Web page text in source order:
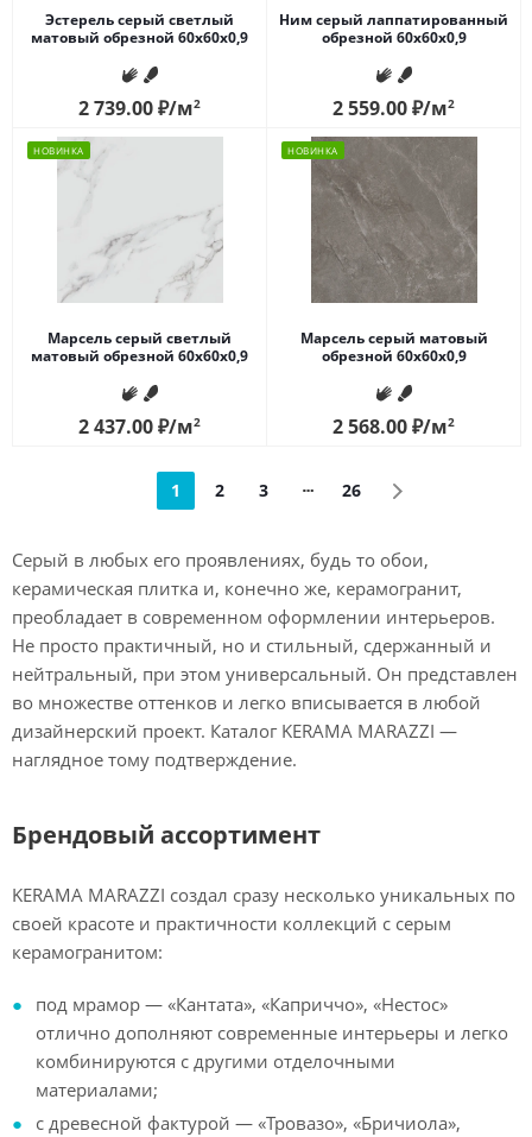
Эстерель серый светлый
матовый обрезной 60x60x0,9
2 739.00₽/м2
Ним серый лаппатированный
обрезной 60x60x0,9
2 559.00₽/м2
НОВИНКА
Марсель серый светлый
матовый обрезной 60x60x0,9
2 437.00₽/м2
НОВИНКА
Марсель серый матовый
обрезной 60x60x0,9
2 568.00₽/м2
1 2 3 26
Серый в любых его проявлениях, будь то обои,
керамическая плитка и, конечно же, керамогранит,
преобладает в современном оформлении интерьеров.
Не просто практичный, но и стильный, сдержанный и
нейтральный, при этом универсальный. Он представлен
во множестве оттенков и легко вписывается в любой
дизайнерский проект. Каталог KERAMA MARAZZI —
наглядное тому подтверждение.
Брендовый ассортимент
KERAMA MARAZZI создал сразу несколько уникальных по
своей красоте и практичности коллекций с серым
керамогранитом:
под мрамор — «Кантата», «Каприччо», «Нестос»
отлично дополняют современные интерьеры и легко
комбинируются с другими отделочными
материалами;
с древесной фактурой — «Тровазо», «Бричиола»,